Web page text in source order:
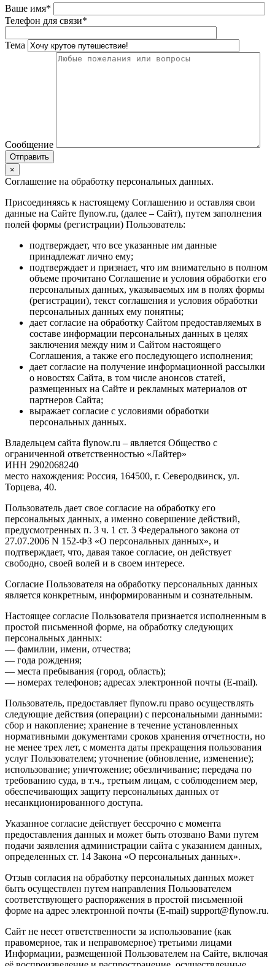
Ваше имя*
Телефон для связи*
Тема
Сообщение
×
Соглашение на обработку персональных данных.
Присоединяясь к настоящему Соглашению и оставляя свои
данные на Сайте flynow.ru, (далее – Сайт), путем заполнения
полей формы (регистрации) Пользователь:
подтверждает, что все указанные им данные
принадлежат лично ему;
подтверждает и признает, что им внимательно в полном
объеме прочитано Соглашение и условия обработки его
персональных данных, указываемых им в полях формы
(регистрации), текст соглашения и условия обработки
персональных данных ему понятны;
дает согласие на обработку Сайтом предоставляемых в
составе информации персональных данных в целях
заключения между ним и Сайтом настоящего
Соглашения, а также его последующего исполнения;
дает согласие на получение информационной рассылки
о новостях Сайта, в том числе анонсов статей,
размещенных на Сайте и рекламных материалов от
партнеров Сайта;
выражает согласие с условиями обработки
персональных данных.
Владельцем сайта flynow.ru – является Общество с
ограниченной ответственностью «Лайтер»
ИНН 2902068240
место нахождения: Россия, 164500, г. Северодвинск, ул.
Торцева, 40.
Пользователь дает свое согласие на обработку его
персональных данных, а именно совершение действий,
предусмотренных п. 3 ч. 1 ст. 3 Федерального закона от
27.07.2006 N 152-ФЗ «О персональных данных», и
подтверждает, что, давая такое согласие, он действует
свободно, своей волей и в своем интересе.
Согласие Пользователя на обработку персональных данных
является конкретным, информированным и сознательным.
Настоящее согласие Пользователя признается исполненным в
простой письменной форме, на обработку следующих
персональных данных:
— фамилии, имени, отчества;
— года рождения;
— места пребывания (город, область);
— номерах телефонов; адресах электронной почты (E-mail).
Пользователь, предоставляет flynow.ru право осуществлять
следующие действия (операции) с персональными данными:
сбор и накопление; хранение в течение установленных
нормативными документами сроков хранения отчетности, но
не менее трех лет, с момента даты прекращения пользования
услуг Пользователем; уточнение (обновление, изменение);
использование; уничтожение; обезличивание; передача по
требованию суда, в т.ч., третьим лицам, с соблюдением мер,
обеспечивающих защиту персональных данных от
несанкционированного доступа.
Указанное согласие действует бессрочно с момента
предоставления данных и может быть отозвано Вами путем
подачи заявления администрации сайта с указанием данных,
определенных ст. 14 Закона «О персональных данных».
Отзыв согласия на обработку персональных данных может
быть осуществлен путем направления Пользователем
соответствующего распоряжения в простой письменной
форме на адрес электронной почты (E-mail) support@flynow.ru.
Сайт не несет ответственности за использование (как
правомерное, так и неправомерное) третьими лицами
Информации, размещенной Пользователем на Сайте, включая